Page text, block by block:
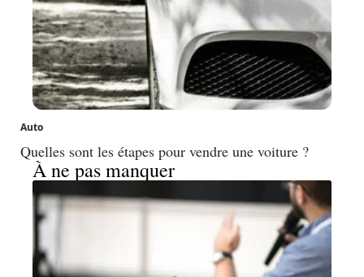
Auto
Quelles sont les étapes pour vendre une voiture ?
À ne pas manquer